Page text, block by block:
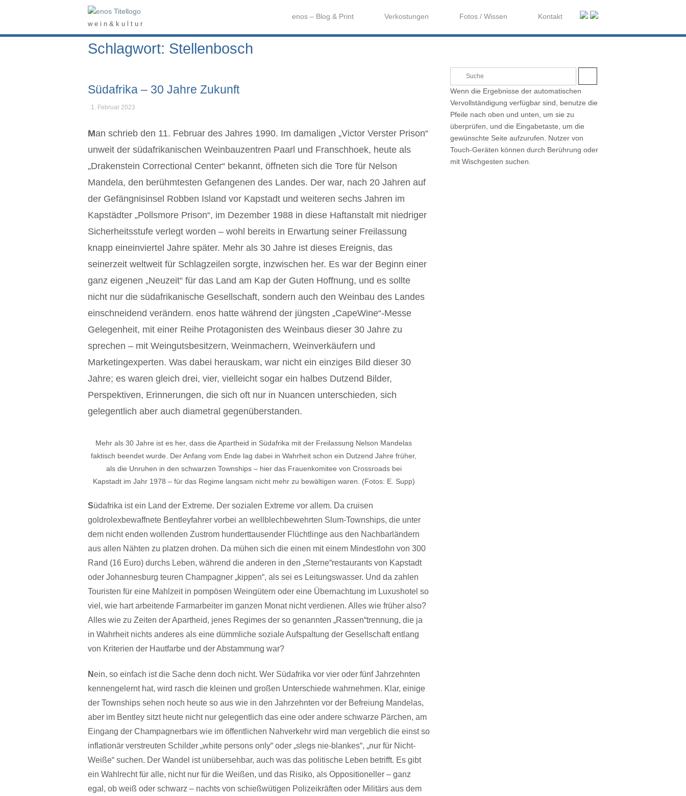
Home
w e i n & k u l t u r
enos – Blog & Print Verkostungen Fotos / Wissen Kontakt
Schlagwort: Stellenbosch
Südafrika – 30 Jahre Zukunft
1. Februar 2023
Man schrieb den 11. Februar des Jahres 1990. Im damaligen „Victor Verster Prison“
unweit der südafrikanischen Weinbauzentren Paarl und Franschhoek, heute als
„Drakenstein Correctional Center“ bekannt, öffneten sich die Tore für Nelson
Mandela, den berühmtesten Gefangenen des Landes. Der war, nach 20 Jahren auf
der Gefängnisinsel Robben Island vor Kapstadt und weiteren sechs Jahren im
Kapstädter „Pollsmore Prison“, im Dezember 1988 in diese Haftanstalt mit niedriger
Sicherheitsstufe verlegt worden – wohl bereits in Erwartung seiner Freilassung
knapp eineinviertel Jahre später. Mehr als 30 Jahre ist dieses Ereignis, das
seinerzeit weltweit für Schlagzeilen sorgte, inzwischen her. Es war der Beginn einer
ganz eigenen „Neuzeit“ für das Land am Kap der Guten Hoffnung, und es sollte
nicht nur die südafrikanische Gesellschaft, sondern auch den Weinbau des Landes
einschneidend verändern. enos hatte während der jüngsten „CapeWine“-Messe
Gelegenheit, mit einer Reihe Protagonisten des Weinbaus dieser 30 Jahre zu
sprechen – mit Weingutsbesitzern, Weinmachern, Weinverkäufern und
Marketingexperten. Was dabei herauskam, war nicht ein einziges Bild dieser 30
Jahre; es waren gleich drei, vier, vielleicht sogar ein halbes Dutzend Bilder,
Perspektiven, Erinnerungen, die sich oft nur in Nuancen unterschieden, sich
gelegentlich aber auch diametral gegenüberstanden.
Mehr als 30 Jahre ist es her, dass die Apartheid in Südafrika mit der Freilassung Nelson Mandelas
faktisch beendet wurde. Der Anfang vom Ende lag dabei in Wahrheit schon ein Dutzend Jahre früher,
als die Unruhen in den schwarzen Townships – hier das Frauenkomitee von Crossroads bei
Kapstadt im Jahr 1978 – für das Regime langsam nicht mehr zu bewältigen waren. (Fotos: E. Supp)
Südafrika ist ein Land der Extreme. Der sozialen Extreme vor allem. Da cruisen
goldrolexbewaffnete Bentleyfahrer vorbei an wellblechbewehrten Slum-Townships, die unter
dem nicht enden wollenden Zustrom hunderttausender Flüchtlinge aus den Nachbarländern
aus allen Nähten zu platzen drohen. Da mühen sich die einen mit einem Mindestlohn von 300
Rand (16 Euro) durchs Leben, während die anderen in den „Sterne“restaurants von Kapstadt
oder Johannesburg teuren Champagner „kippen“, als sei es Leitungswasser. Und da zahlen
Touristen für eine Mahlzeit in pompösen Weingütern oder eine Übernachtung im Luxushotel so
viel, wie hart arbeitende Farmarbeiter im ganzen Monat nicht verdienen. Alles wie früher also?
Alles wie zu Zeiten der Apartheid, jenes Regimes der so genannten „Rassen“trennung, die ja
in Wahrheit nichts anderes als eine dümmliche soziale Aufspaltung der Gesellschaft entlang
von Kriterien der Hautfarbe und der Abstammung war?
Nein, so einfach ist die Sache denn doch nicht. Wer Südafrika vor vier oder fünf Jahrzehnten
kennengelernt hat, wird rasch die kleinen und großen Unterschiede wahrnehmen. Klar, einige
der Townships sehen noch heute so aus wie in den Jahrzehnten vor der Befreiung Mandelas,
aber im Bentley sitzt heute nicht nur gelegentlich das eine oder andere schwarze Pärchen, am
Eingang der Champagnerbars wie im öffentlichen Nahverkehr wird man vergeblich die einst so
inflationär verstreuten Schilder „white persons only“ oder „slegs nie-blankes“, „nur für Nicht-
Weiße“ suchen. Der Wandel ist unübersehbar, auch was das politische Leben betrifft. Es gibt
ein Wahlrecht für alle, nicht nur für die Weißen, und das Risiko, als Oppositioneller – ganz
egal, ob weiß oder schwarz – nachts von schießwütigen Polizeikräften oder Militärs aus dem
e
f
H
E
Wenn die Ergebnisse der automatischen
Vervollständigung verfügbar sind, benutze die
Pfeile nach oben und unten, um sie zu
überprüfen, und die Eingabetaste, um die
gewünschte Seite aufzurufen. Nutzer von
Touch-Geräten können durch Berührung oder
mit Wischgesten suchen.